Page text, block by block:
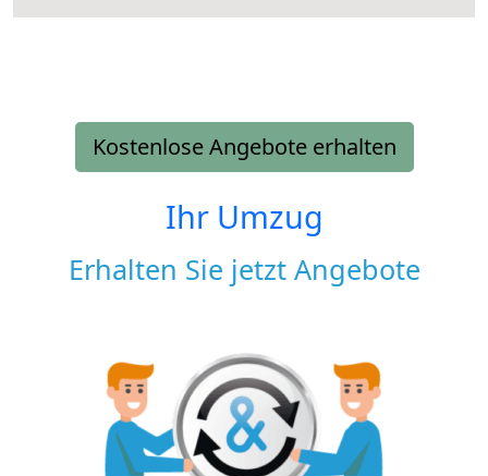
Kostenlose Angebote erhalten
Ihr Umzug
Erhalten Sie jetzt Angebote